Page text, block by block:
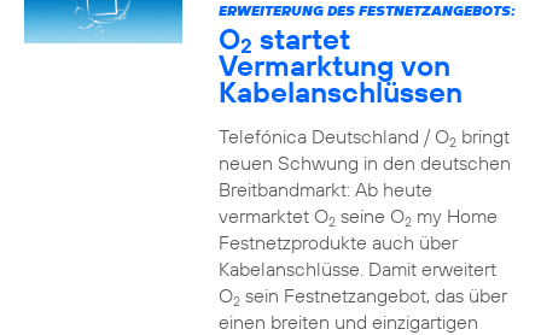
ERWEITERUNG DES FESTNETZANGEBOTS:
O2 startet
Vermarktung von
Kabelanschlüssen
Telefónica Deutschland / O2bringt
neuen Schwung in den deutschen
Breitbandmarkt: Ab heute
vermarktet O2seine O2my Home
Festnetzprodukte auch über
Kabelanschlüsse. Damit erweitert
O2sein Festnetzangebot, das über
einen breiten und einzigartigen